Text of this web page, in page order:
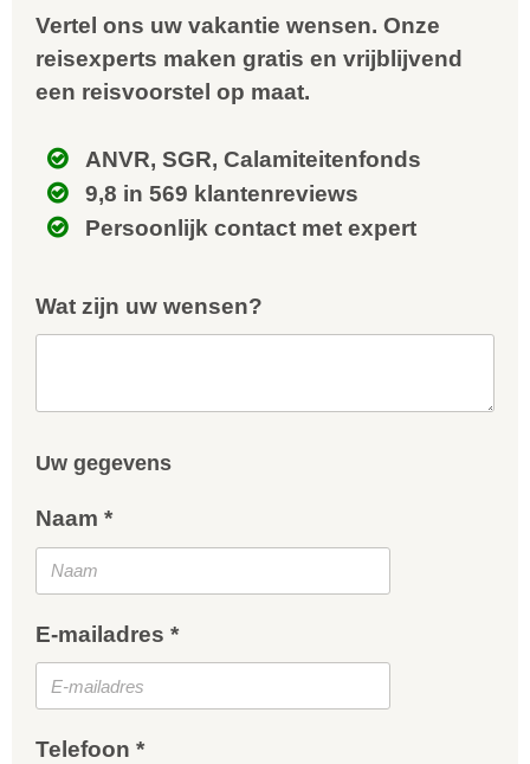
Vertel ons uw vakantie wensen. Onze
reisexperts maken gratis en vrijblijvend
een reisvoorstel op maat.
ANVR, SGR, Calamiteitenfonds
9,8 in 569 klantenreviews
Persoonlijk contact met expert
Wat zijn uw wensen?
Uw gegevens
Naam *
E-mailadres *
Telefoon *